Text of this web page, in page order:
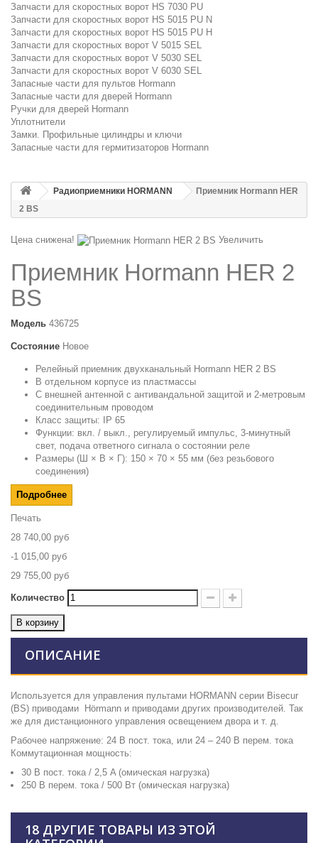
Запчасти для скоростных ворот HS 7030 PU
Запчасти для скоростных ворот HS 5015 PU N
Запчасти для скоростных ворот HS 5015 PU H
Запчасти для скоростных ворот V 5015 SEL
Запчасти для скоростных ворот V 5030 SEL
Запчасти для скоростных ворот V 6030 SEL
Запасные части для пультов Hormann
Запасные части для дверей Hormann
Ручки для дверей Hormann
Уплотнители
Замки. Профильные цилиндры и ключи
Запасные части для гермитизаторов Hormann
Радиоприемники HORMANN
Приемник Hormann HER
2 BS
Цена снижена! Увеличить
Приемник Hormann HER 2
BS
Модель 436725
Состояние Новое
Релейный приемник двухканальный Hormann HER 2 BS
В отдельном корпусе из пластмассы
С внешней антенной с антивандальной защитой и 2-метровым
соединительным проводом
Класс защиты: IP 65
Функции: вкл. / выкл., регулируемый импульс, 3-минутный
свет, подача ответного сигнала о состоянии реле
Размеры (Ш × В × Г): 150 × 70 × 55 мм (без резьбового
соединения)
Подробнее
Печать
28 740,00 руб
-1 015,00 руб
29 755,00 руб
Количество
В корзину
ОПИСАНИЕ
Используется для управления пультами HORMANN серии Bisecur
(BS) приводами Hörmann и приводами других производителей. Так
же для дистанционного управления освещением двора и т. д.
Рабочее напряжение: 24 В пост. тока, или 24 – 240 В перем. тока
Коммутационная мощность:
30 В пост. тока / 2,5 A (омическая нагрузка)
250 В перем. тока / 500 Вт (омическая нагрузка)
18 ДРУГИЕ ТОВАРЫ ИЗ ЭТОЙ